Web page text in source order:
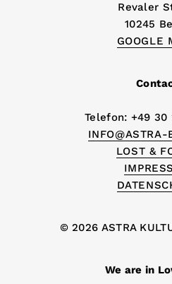
Revaler
10245
GOOGLE
Telefon: +49 30
INFO@ASTRA-
LOST &
© 2026 ASTRA
We are in